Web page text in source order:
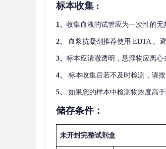
标本收集 :
1、 收集血液的试管应为一次性的无
2、 血浆抗凝剂推荐使用 EDTA 。
3、 标本应清澈透明，悬浮物应离心
4、 标本收集后若不及时检测，请
5、 如果您的样本中检测物浓度高
储存条件：
未开封完整试剂盒